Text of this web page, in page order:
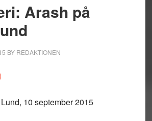
Arash på
BY REDAKTIONEN
10 september 2015